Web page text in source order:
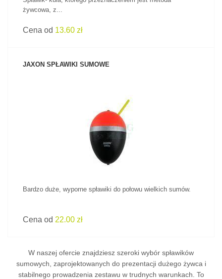
żywcowa, z...
Cena od 13.60 zł
JAXON SPŁAWIKI SUMOWE
ZOBACZ PRODUKT
Bardzo duże, wyporne spławiki do połowu wielkich sumów.
Cena od 22.00 zł
W naszej ofercie znajdziesz szeroki wybór spławików
sumowych, zaprojektowanych do prezentacji dużego żywca i
stabilnego prowadzenia zestawu w trudnych warunkach. To